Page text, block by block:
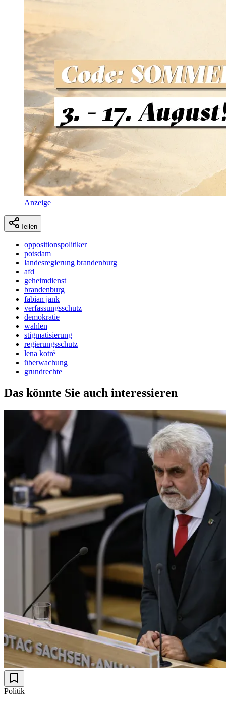
Anzeige
Teilen
oppositionspolitiker
potsdam
landesregierung brandenburg
afd
geheimdienst
brandenburg
fabian jank
verfassungsschutz
demokratie
wahlen
stigmatisierung
regierungsschutz
lena kotré
überwachung
grundrechte
Das könnte Sie auch interessieren
Politik